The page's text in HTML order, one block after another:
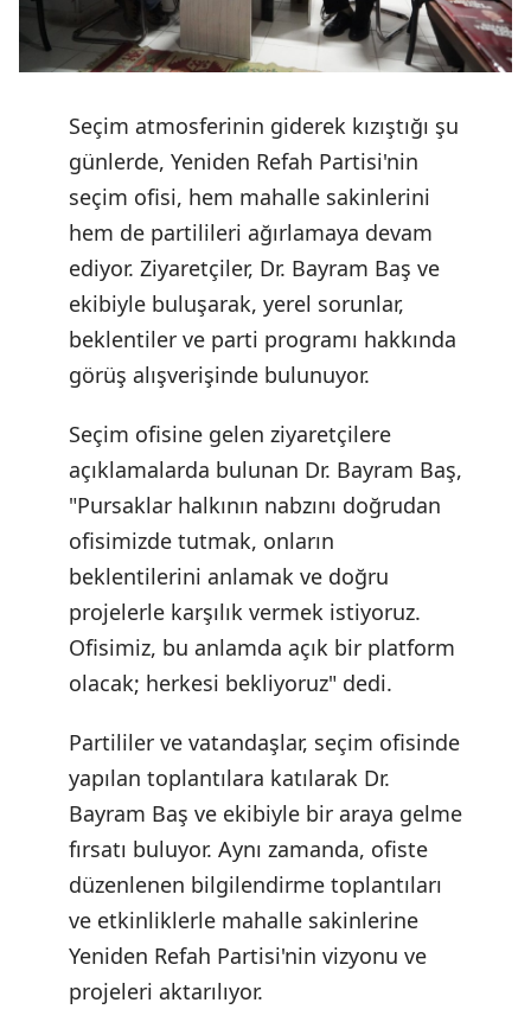
Seçim atmosferinin giderek kızıştığı şu
günlerde, Yeniden Refah Partisi'nin
seçim ofisi, hem mahalle sakinlerini
hem de partilileri ağırlamaya devam
ediyor. Ziyaretçiler, Dr. Bayram Baş ve
ekibiyle buluşarak, yerel sorunlar,
beklentiler ve parti programı hakkında
görüş alışverişinde bulunuyor.
Seçim ofisine gelen ziyaretçilere
açıklamalarda bulunan Dr. Bayram Baş,
"Pursaklar halkının nabzını doğrudan
ofisimizde tutmak, onların
beklentilerini anlamak ve doğru
projelerle karşılık vermek istiyoruz.
Ofisimiz, bu anlamda açık bir platform
olacak; herkesi bekliyoruz" dedi.
Partililer ve vatandaşlar, seçim ofisinde
yapılan toplantılara katılarak Dr.
Bayram Baş ve ekibiyle bir araya gelme
fırsatı buluyor. Aynı zamanda, ofiste
düzenlenen bilgilendirme toplantıları
ve etkinliklerle mahalle sakinlerine
Yeniden Refah Partisi'nin vizyonu ve
projeleri aktarılıyor.